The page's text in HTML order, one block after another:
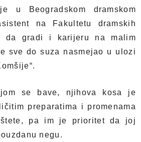
u Beogradskom dramskom
na Fakultetu dramskih
da gradi i karijeru na malim
sve do suza nasmejao u ulozi
se bave, njihova kosa je
preparatima i promenama
pa im je prioritet da joj
negu.